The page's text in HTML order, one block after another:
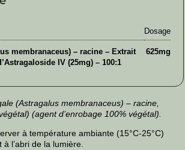
Dosage
membranaceus) – racine – Extrait
IV (25mg) – 100:1
625mg
(Astragalus membranaceus) – racine,
(agent d’enrobage 100% végétal).
à température ambiante (15°C-25°C)
l’abri de la lumière.